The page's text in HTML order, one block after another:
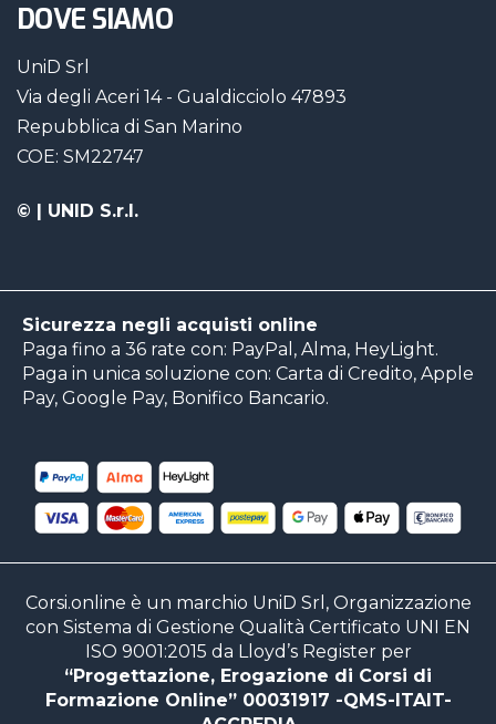
DOVE SIAMO
UniD Srl
Via degli Aceri 14 - Gualdicciolo 47893
Repubblica di San Marino
COE: SM22747
© | UNID S.r.l.
Sicurezza negli acquisti online
Paga fino a 36 rate con: PayPal, Alma, HeyLight.
Paga in unica soluzione con: Carta di Credito, Apple
Pay, Google Pay, Bonifico Bancario.
Corsi.online è un marchio UniD Srl, Organizzazione
con Sistema di Gestione Qualità Certificato UNI EN
ISO 9001:2015 da Lloyd’s Register per
“Progettazione, Erogazione di Corsi di
Formazione Online” 00031917 -QMS-ITAIT-